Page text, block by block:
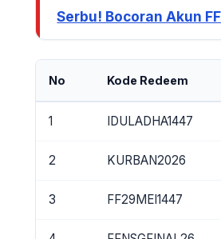
Serbu! Bocoran Akun
No Kode Redeem
1 IDULADHA1447
2 KURBAN2026
3 FF29MEI1447